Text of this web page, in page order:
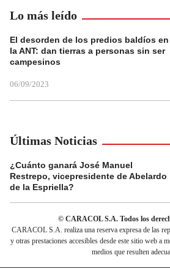
Lo más leído
El desorden de los predios baldíos en
la ANT: dan tierras a personas sin ser
campesinos
06/09/2023
Últimas Noticias
¿Cuánto ganará José Manuel
Restrepo, vicepresidente de Abelardo
de la Espriella?
© CARACOL S.A. Todos los
CARACOL S.A. realiza una reserva expresa de las
y otras prestaciones accesibles desde este sitio web a
medios que resulten